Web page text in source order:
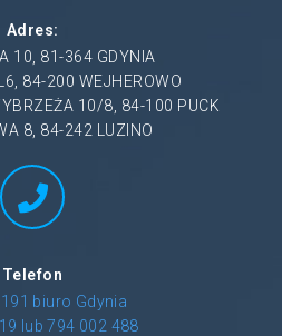
Adres:
10, 81-364 GDYNIA
84-200 WEJHEROWO
10/8, 84-100 PUCK
8, 84-242 LUZINO
Telefon
biuro Gdynia
lub 794 002 488